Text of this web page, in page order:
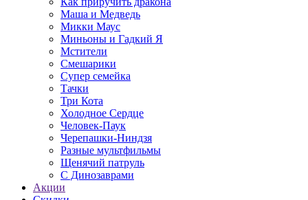
Маша и Медведь
Микки Маус
Миньоны и Гадкий Я
Мстители
Смешарики
Супер семейка
Тачки
Три Кота
Холодное Сердце
Человек-Паук
Черепашки-Ниндзя
Разные мультфильмы
Щенячий патруль
C Динозаврами
Акции